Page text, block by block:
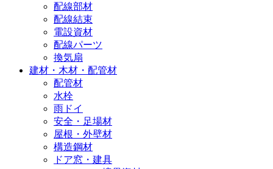
配線部材
配線結束
電設資材
配線パーツ
換気扇
建材・木材・配管材
配管材
水栓
雨ドイ
安全・足場材
屋根・外壁材
構造鋼材
ドア窓・建具